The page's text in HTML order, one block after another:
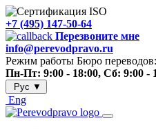
+7 (495) 147-50-64
Перезвоните мне
info@perevodpravo.ru
Режим работы Бюро переводов:
Пн-Пт: 9:00 - 18:00, Сб: 9:00 -
Рус ▼
Eng